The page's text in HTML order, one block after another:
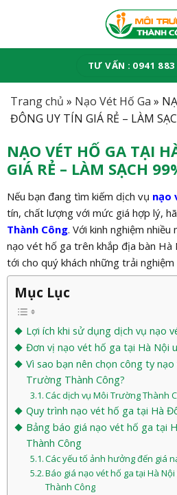
TƯ VẤN : 0941
Trang chủ » Nạo Vét Hố Ga »
ĐÔNG UY TÍN GIÁ RẺ – LÀM
NẠO VÉT HỐ GA TẠI
GIÁ RẺ – LÀM SẠCH
Nếu bạn đang tìm kiếm dịch vụ nạo
tín, chất lượng với mức giá hợp lý,
Thành Công. Với kinh nghiệm nhiều
nạo vét hố ga trên khắp địa bàn
tới cho quý khách những trải
Mục Lục
Lợi ích khi sử dụng dịch vụ nạo
Đơn vị nạo vét hố ga tại Hà Nội
Vì sao bạn nên chọn công ty
Trường Thành Công?
Các dịch vụ Môi Trường Thành
Quy trình nạo vét hố ga tại Hà
Bảng báo giá nạo vét hố ga tại
Thành Công
Các yếu tố ảnh hưởng đến giá
Báo giá nạo vét hố ga tại Hà
Thành Công